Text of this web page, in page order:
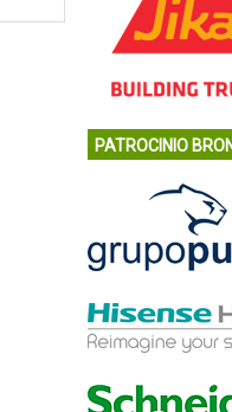
PATROCINIO